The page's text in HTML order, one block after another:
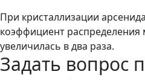
При кристаллизации
коэффициент распределения
увеличилась в два раза.
Задать вопрос